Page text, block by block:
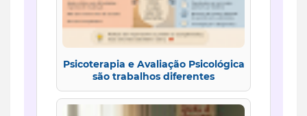
Psicoterapia e Avaliação Psicológica
são trabalhos diferentes